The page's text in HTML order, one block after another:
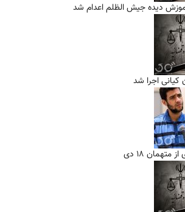
دیده جیش الظلم اعدام شد
اجرا شد
۱۸ دی